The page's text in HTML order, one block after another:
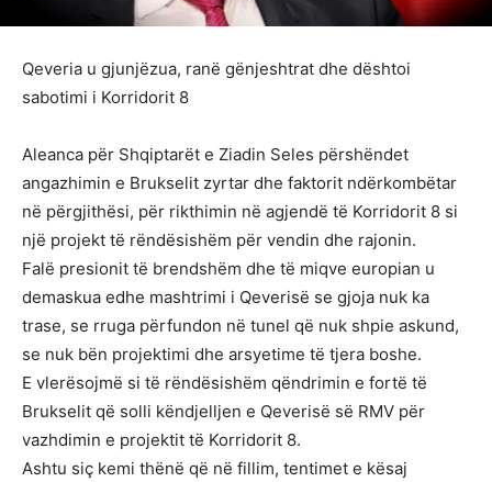
Qeveria u gjunjëzua, ranë gënjeshtrat dhe dështoi
sabotimi i Korridorit 8
Aleanca për Shqiptarët e Ziadin Seles përshëndet
angazhimin e Brukselit zyrtar dhe faktorit ndërkombëtar
në përgjithësi, për rikthimin në agjendë të Korridorit 8 si
një projekt të rëndësishëm për vendin dhe rajonin.
Falë presionit të brendshëm dhe të miqve europian u
demaskua edhe mashtrimi i Qeverisë se gjoja nuk ka
trase, se rruga përfundon në tunel që nuk shpie askund,
se nuk bën projektimi dhe arsyetime të tjera boshe.
E vlerësojmë si të rëndësishëm qëndrimin e fortë të
Brukselit që solli këndjelljen e Qeverisë së RMV për
vazhdimin e projektit të Korridorit 8.
Ashtu siç kemi thënë që në fillim, tentimet e kësaj